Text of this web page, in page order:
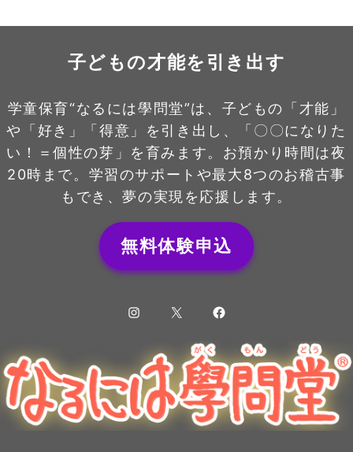
子どもの才能を引き出す
学童保育“なるには學問堂”は、子どもの「才能」
や「好き」「得意」を引き出し、「〇〇になりた
い！＝個性の芽」を育みます。お預かり時間は夜
20時まで。学習のサポートや最大8つのお稽古事
もでき、夢の実現を応援します。
無料体験申込
Instagram
X Facebook